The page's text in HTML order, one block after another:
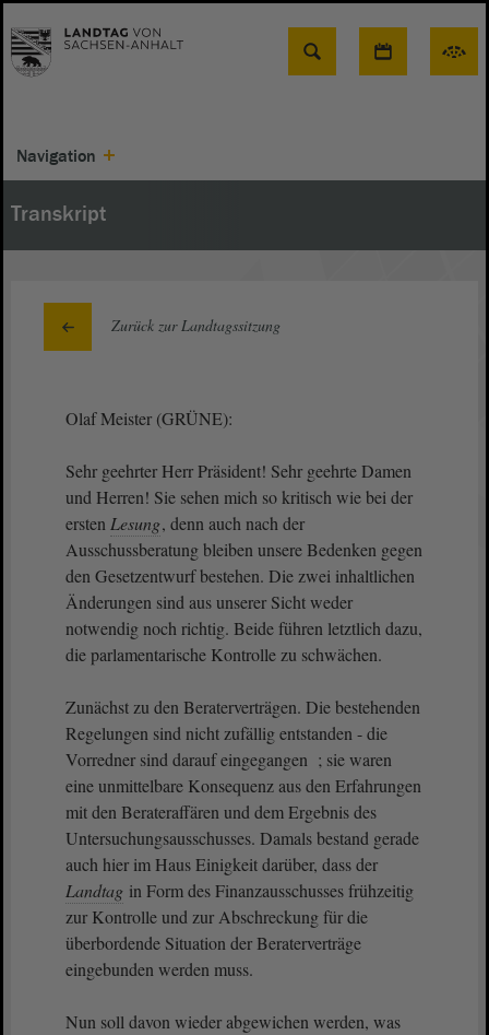
Suche
Navigation
Transkript
Zurück zur Landtagssitzung
Olaf Meister (GRÜNE):
Sehr geehrter Herr Präsident! Sehr geehrte Damen
und Herren! Sie sehen mich so kritisch wie bei der
ersten Lesung, denn auch nach der
Ausschussberatung bleiben unsere Bedenken gegen
den Gesetzentwurf bestehen. Die zwei inhaltlichen
Änderungen sind aus unserer Sicht weder
notwendig noch richtig. Beide führen letztlich dazu,
die parlamentarische Kontrolle zu schwächen.
Zunächst zu den Beraterverträgen. Die bestehenden
Regelungen sind nicht zufällig entstanden - die
Vorredner sind darauf eingegangen ; sie waren
eine unmittelbare Konsequenz aus den Erfahrungen
mit den Berateraffären und dem Ergebnis des
Untersuchungsausschusses. Damals bestand gerade
auch hier im Haus Einigkeit darüber, dass der
Landtag in Form des Finanzausschusses frühzeitig
zur Kontrolle und zur Abschreckung für die
überbordende Situation der Beraterverträge
eingebunden werden muss.
Nun soll davon wieder abgewichen werden, was